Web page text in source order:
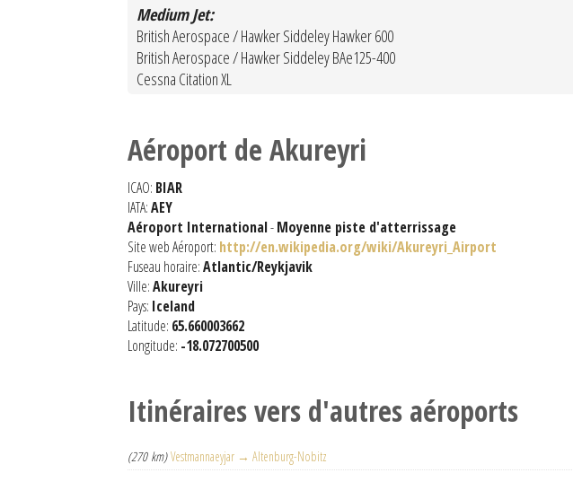
Medium Jet:
British Aerospace / Hawker Siddeley Hawker 600
British Aerospace / Hawker Siddeley BAe125-400
Cessna Citation XL
Aéroport de Akureyri
ICAO: BIAR
IATA:AEY
Aéroport International-Moyenne piste d'atterrissage
Site web Aéroport: http://en.wikipedia.org/wiki/Akureyri_Airport
Fuseau horaire:Atlantic/Reykjavik
Ville:Akureyri
Pays: Iceland
Latitude: 65.660003662
Longitude: -18.072700500
Itinéraires vers d'autres aéroports
(270 km) Vestmannaeyjar → Altenburg-Nobitz